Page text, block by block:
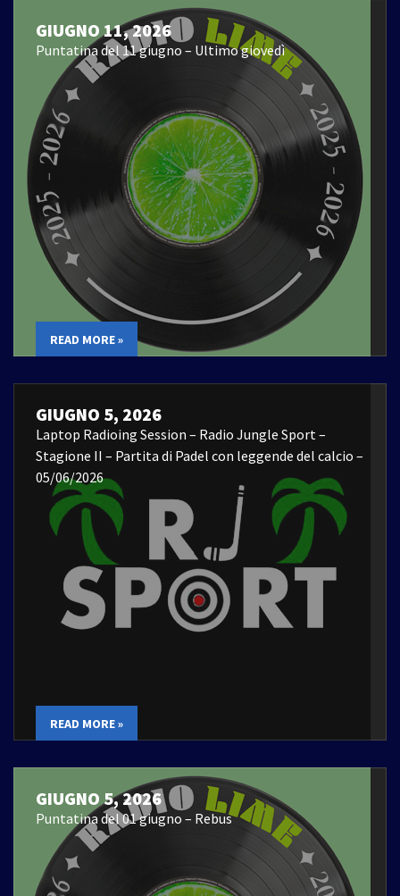
GIUGNO 11, 2026
Puntatina del 11 giugno – Ultimo giovedì
READ MORE »
GIUGNO 5, 2026
Laptop Radioing Session – Radio Jungle Sport –
Stagione II – Partita di Padel con leggende del calcio –
05/06/2026
READ MORE »
GIUGNO 5, 2026
Puntatina del 01 giugno – Rebus